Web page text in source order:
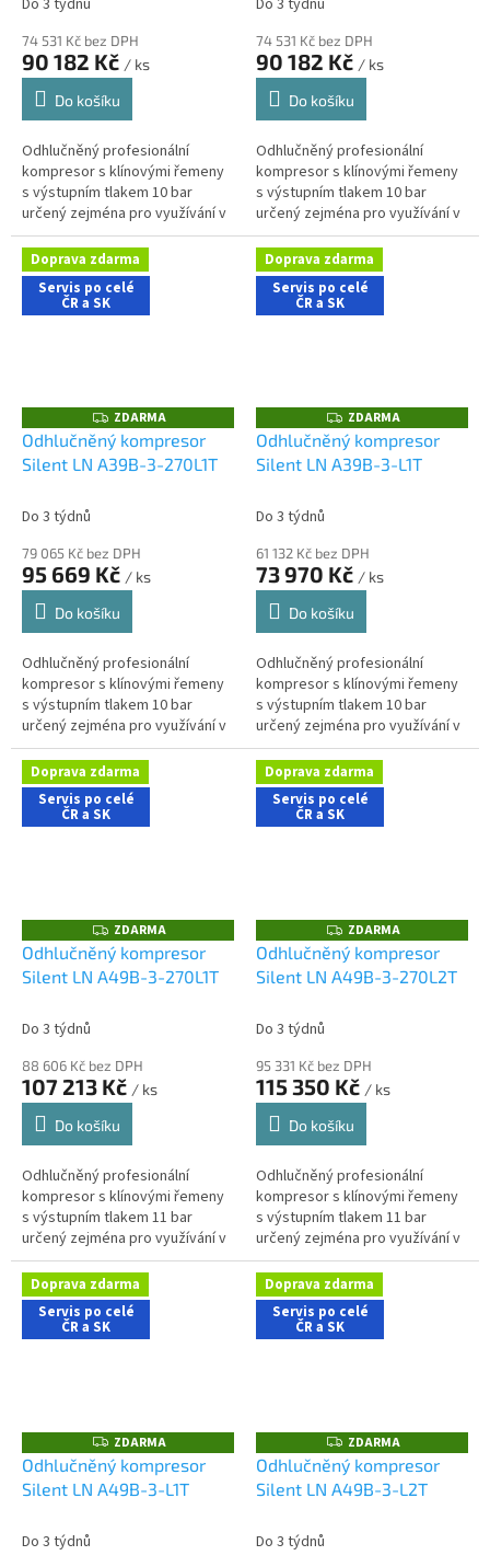
Do 3 týdnů
74 531 Kč bez DPH
90 182 Kč / ks
Do košíku
Odhlučněný profesionální
kompresor s klínovými řemeny
s výstupním tlakem 10 bar
určený zejména pro využívání v
řemeslnických aplikacích s
nároky na nízkou hlučnost
stroje....
Do 3 týdnů
74 531 Kč bez DPH
90 182 Kč / ks
Do košíku
Odhlučněný profesionální
kompresor s klínovými řemeny
s výstupním tlakem 10 bar
určený zejména pro využívání v
řemeslnických aplikacích s
nároky na nízkou hlučnost
stroje....
Doprava zdarma
Servis po celé
ČR a SK
Z
D
A
R
ZDARMA
Odhlučněný kompresor
Silent LN A39B-3-270L1T
Do 3 týdnů
79 065 Kč bez DPH
95 669 Kč / ks
Do košíku
Odhlučněný profesionální
kompresor s klínovými řemeny
s výstupním tlakem 10 bar
určený zejména pro využívání v
řemeslnických aplikacích s
nároky na nízkou hlučnost
stroje....
Doprava zdarma
Servis po celé
ČR a SK
Z
D
A
R
ZDARMA
Odhlučněný kompresor
Silent LN A39B-3-L1T
Do 3 týdnů
61 132 Kč bez DPH
73 970 Kč / ks
Do košíku
Odhlučněný profesionální
kompresor s klínovými řemeny
s výstupním tlakem 10 bar
určený zejména pro využívání v
řemeslnických aplikacích s
nároky na nízkou hlučnost
stroje....
Doprava zdarma
Servis po celé
ČR a SK
Z
D
A
R
ZDARMA
Odhlučněný kompresor
Silent LN A49B-3-270L1T
Do 3 týdnů
88 606 Kč bez DPH
107 213 Kč / ks
Do košíku
Odhlučněný profesionální
kompresor s klínovými řemeny
s výstupním tlakem 11 bar
určený zejména pro využívání v
řemeslnických aplikacích s
nároky na nízkou hlučnost
stroje....
Doprava zdarma
Servis po celé
ČR a SK
Z
D
A
R
ZDARMA
Odhlučněný kompresor
Silent LN A49B-3-270L2T
Do 3 týdnů
95 331 Kč bez DPH
115 350 Kč / ks
Do košíku
Odhlučněný profesionální
kompresor s klínovými řemeny
s výstupním tlakem 11 bar
určený zejména pro využívání v
řemeslnických aplikacích s
nároky na nízkou hlučnost
stroje....
Doprava zdarma
Servis po celé
ČR a SK
Z
D
A
R
ZDARMA
Odhlučněný kompresor
Silent LN A49B-3-L1T
Do 3 týdnů
Doprava zdarma
Servis po celé
ČR a SK
Z
D
A
R
ZDARMA
Odhlučněný kompresor
Silent LN A49B-3-L2T
Do 3 týdnů